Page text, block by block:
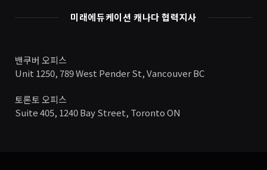
미래에듀케이션 캐나다 협력지사
밴쿠버 오피스
Unit 1250, 789 West Pender St, Vancouver BC
토론토 오피스
Suite 405, 1240 Bay Street, Toronto ON